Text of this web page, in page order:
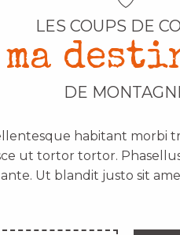
LES COUPS DE
ma
DE
habitant morbi
ut tortor tortor.
Ut blandit justo sit